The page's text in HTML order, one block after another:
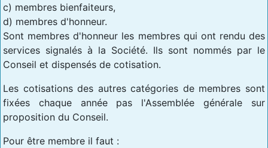
c) membres bienfaiteurs,
d) membres d'honneur.
Sont membres d'honneur les membres qui ont rendu des
services signalés à la Société. Ils sont nommés par le
Conseil et dispensés de cotisation.
Les cotisations des autres catégories de membres sont
fixées chaque année pas l'Assemblée générale sur
proposition du Conseil.
Pour être membre il faut :